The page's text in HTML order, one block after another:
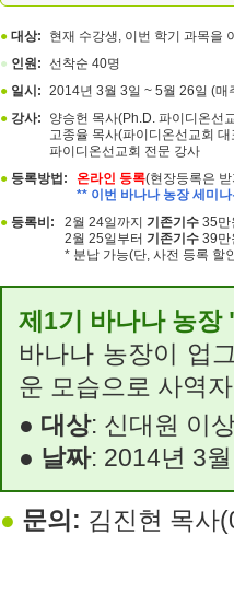
● 대상:
현재 수강생, 이번 학기 과목을
● 인원: 선착순 40명
● 일시: 2014년 3월 3일 ~ 5월 26일 (
● 강사:
양승헌 목사(Ph.D. 파이디온선
고종율 목사(파이디온선교회 대
파이디온선교회 전문 강사
● 등록방법: 온라인 등록(현장등록은
** 이번 바나나 농장 세미
● 등록비: 2월 24일까지 기존기수 35만
2월 25일부터 기존기수 39만
* 분납 가능(단, 사전 등록 할
제1기 바나나 농
바나나 농장이 업
운 모습으로 사역
● 대상: 신대원 이
● 날짜: 2014년 3
● 문의: 김진현 목사